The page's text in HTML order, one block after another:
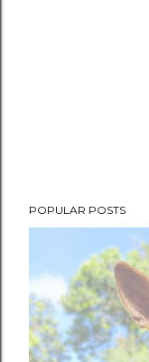
POPULAR POSTS